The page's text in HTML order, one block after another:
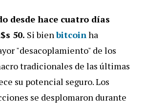
desde hace cuatro días
50. Si bienbitcoinha
"desacoplamiento" de los
tradicionales de las últimas
su potencial seguro. Los
se desplomaron durante